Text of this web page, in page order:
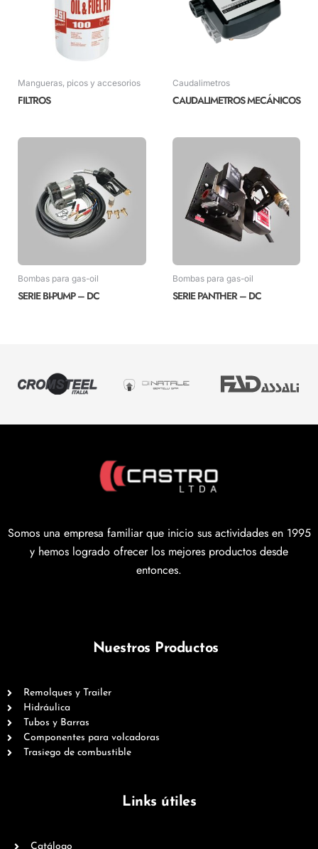
Mangueras, picos y accesorios
FILTROS
Caudalimetros
CAUDALIMETROS MECÁNICOS
Bombas para gas-oil
SERIE BI-PUMP – DC
Bombas para gas-oil
SERIE PANTHER – DC
Somos una empresa familiar que inicio sus actividades en 1995
y hemos logrado ofrecer los mejores productos desde
entonces.
Nuestros Productos
Remolques y Trailer
Hidráulica
Tubos y Barras
Componentes para volcadoras
Trasiego de combustible
Links útiles
Catálogo